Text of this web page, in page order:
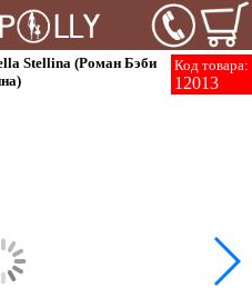
Код товара:
12013
Stellina (Роман Бэби